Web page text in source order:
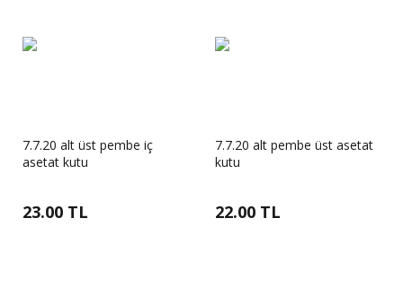
7.7.20 alt üst pembe iç
asetat kutu
23.00 TL
7.7.20 alt pembe üst asetat
kutu
22.00 TL